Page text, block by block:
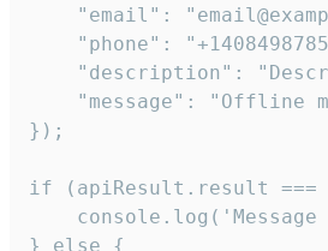
"email":
"phone":
"description":
"message": "Offline
});
if (apiResult.result
console.log('Message
} else {